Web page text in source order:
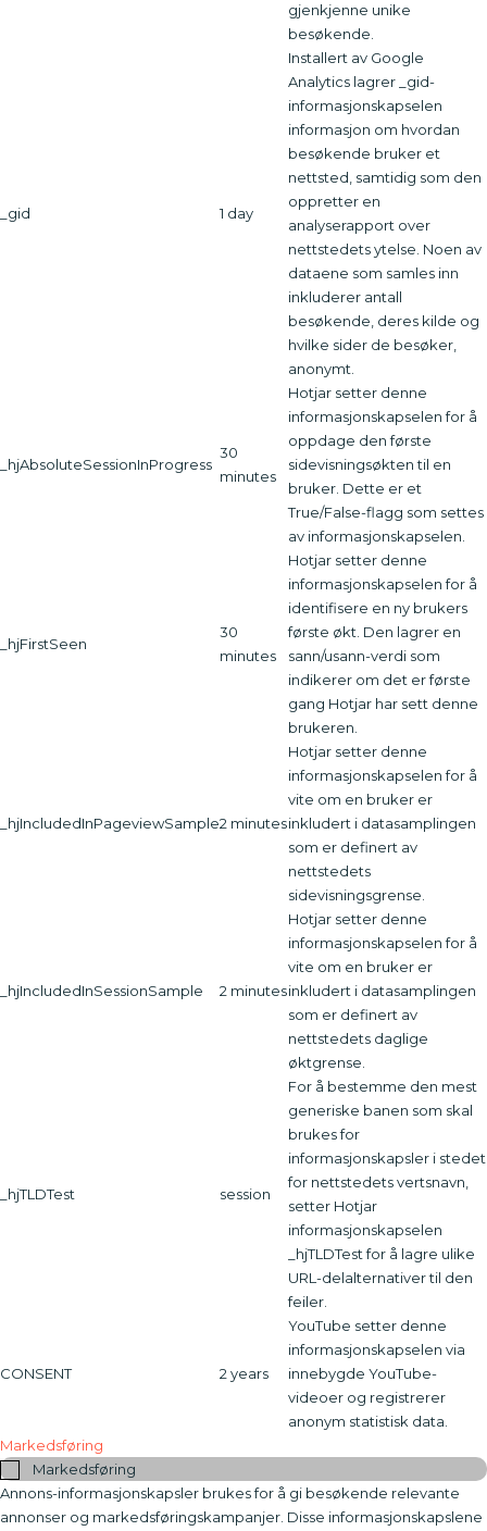
gjenkjenne unike
besøkende.
_gid 1 day
Installert av Google
Analytics lagrer _gid-
informasjonskapselen
informasjon om hvordan
besøkende bruker et
nettsted, samtidig som den
oppretter en
analyserapport over
nettstedets ytelse. Noen av
dataene som samles inn
inkluderer antall
besøkende, deres kilde og
hvilke sider de besøker,
anonymt.
_hjAbsoluteSessionInProgress
30
minutes
Hotjar setter denne
informasjonskapselen for å
oppdage den første
sidevisningsøkten til en
bruker. Dette er et
True/False-flagg som settes
av informasjonskapselen.
_hjFirstSeen
30
minutes
Hotjar setter denne
informasjonskapselen for å
identifisere en ny brukers
første økt. Den lagrer en
sann/usann-verdi som
indikerer om det er første
gang Hotjar har sett denne
brukeren.
_hjIncludedInPageviewSample2 minutes
Hotjar setter denne
informasjonskapselen for å
vite om en bruker er
inkludert i datasamplingen
som er definert av
nettstedets
sidevisningsgrense.
_hjIncludedInSessionSample 2 minutes
Hotjar setter denne
informasjonskapselen for å
vite om en bruker er
inkludert i datasamplingen
som er definert av
nettstedets daglige
øktgrense.
_hjTLDTest session
For å bestemme den mest
generiske banen som skal
brukes for
informasjonskapsler i stedet
for nettstedets vertsnavn,
setter Hotjar
informasjonskapselen
_hjTLDTest for å lagre ulike
URL-delalternativer til den
feiler.
CONSENT 2 years
YouTube setter denne
informasjonskapselen via
innebygde YouTube-
videoer og registrerer
anonym statistisk data.
Markedsføring
Markedsføring
Annons-informasjonskapsler brukes for å gi besøkende relevante
annonser og markedsføringskampanjer. Disse informasjonskapslene